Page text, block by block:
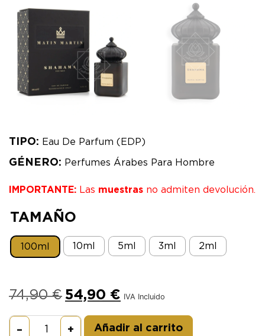
TIPO: Eau De Parfum (EDP)
GÉNERO: Perfumes Árabes Para Hombre
IMPORTANTE: Las muestras no admiten devolución.
TAMAÑO
100ml 10ml 5ml 3ml 2ml
74,90€ 54,90 € IVA Incluido
– + Añadir al carrito